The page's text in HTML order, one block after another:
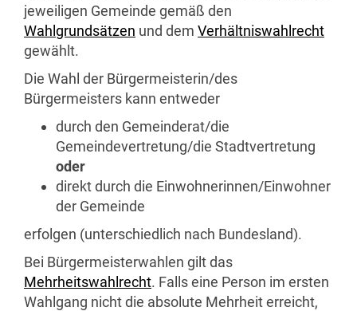
jeweiligen Gemeinde gemäß den
Wahlgrundsätzen und dem Verhältniswahlrecht
gewählt.
Die Wahl der Bürgermeisterin/des
Bürgermeisters kann entweder
durch den Gemeinderat/die
Gemeindevertretung/die Stadtvertretung
oder
direkt durch die Einwohnerinnen/Einwohner
der Gemeinde
erfolgen (unterschiedlich nach Bundesland).
Bei Bürgermeisterwahlen gilt das
Mehrheitswahlrecht. Falls eine Person im ersten
Wahlgang nicht die absolute Mehrheit erreicht,